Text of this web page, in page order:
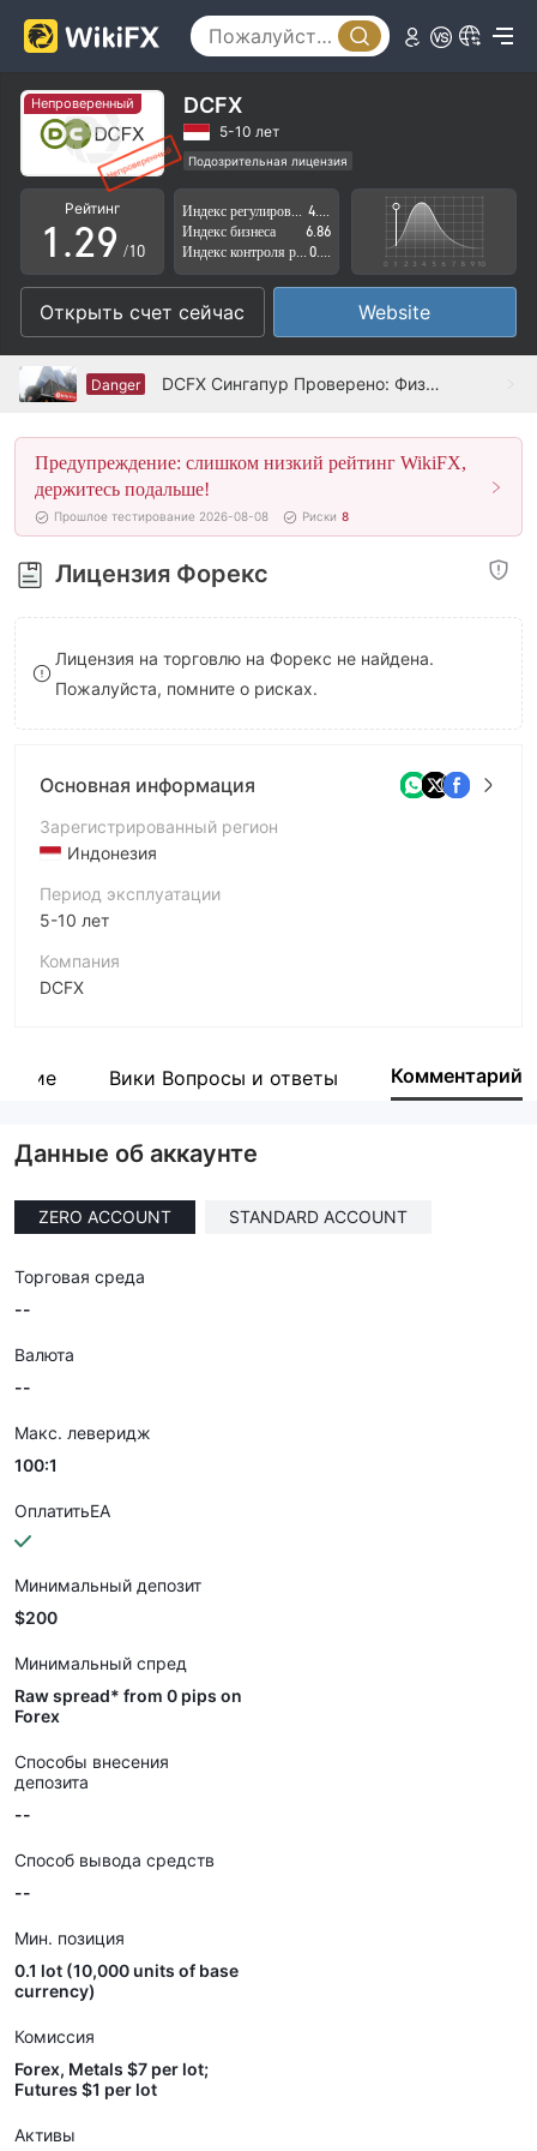
Непроверенный DCFX
5-10 лет
Подозрительная лицензия
Регион деятельности подозрителен
Высокие потенциальные риски
Рейтинг
0
1
2
3
4
5
6
7
8
9
.
0
1
2
3
4
5
6
7
8
9
5
6
7
8
9 /10
Индекс бизнеса
6.86
Открыть счет сейчас Website
Danger DCFX Сингапур Проверено: Физическое присутствие не обнаружено
Предупреждение: слишком низкий рейтинг WikiFX,
держитесь подальше!
Прошлое тестирование 2026-08-08 Риски 8
Лицензия Форекс
Лицензия на торговлю на Форекс не найдена.
Пожалуйста, помните о рисках.
Основная информация
Зарегистрированный регион
Индонезия
Период эксплуатации
5-10 лет
Компания
DCFX
Сотрудник компании
Вики Вопросы и ответы Комментарий
Данные об аккаунте
ZERO ACCOUNT STANDARD ACCOUNT
Торговая среда
--
Валюта
--
Макс. леверидж
100:1
ОплатитьEA
Минимальный депозит
$200
Минимальный спред
Raw spread* from 0 pips on
Forex
Способы внесения
депозита
--
Способ вывода средств
--
Мин. позиция
0.1 lot (10,000 units of base
currency)
Комиссия
Forex, Metals $7 per lot;
Futures $1 per lot
Активы